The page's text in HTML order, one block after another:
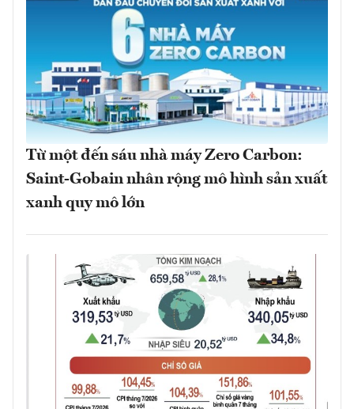
Từ một đến sáu nhà máy Zero Carbon:
Saint-Gobain nhân rộng mô hình sản xuất
xanh quy mô lớn